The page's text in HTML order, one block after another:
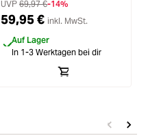
UVP 69,97 €-14%
59,95 € inkl. MwSt.
Auf Lager
In 1-3 Werktagen bei dir